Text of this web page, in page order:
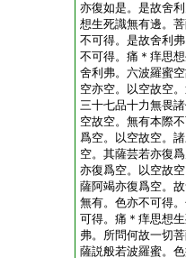
亦復如是。是故舍
想生死識無有邊。
不可得。是故舍利
不可得。痛＊痒思
舍利弗。六波羅蜜
空亦空。以空故空
三十七品十力無畏
空故空。無有本際
爲空。以空故空。
空。其薩芸若亦復
亦復爲空。以空故
薩阿竭亦復爲空。
無有。色亦不可得
可得。痛＊痒思想
弗。所問何故一切
薩説般若波羅蜜。